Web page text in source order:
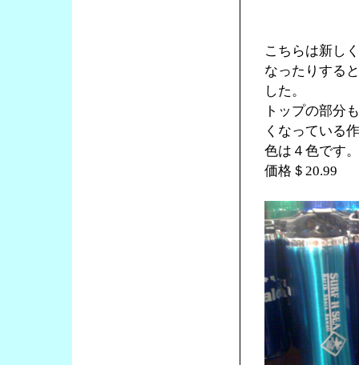
こちらは新し
なったりする
した。
トップの部分
くなっている
色は４色です。
価格＄20.99